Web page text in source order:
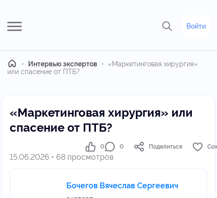
Войти
ГлавнаяИнтервью экспертов
«Маркетинговая хирургия»
или спасение от ПТБ?
«Маркетинговая хирургия» или
спасение от ПТБ?
15.06.2026 • 68 просмотров
0 0 Поделиться
Бочегов Вячеслав Сергеевич